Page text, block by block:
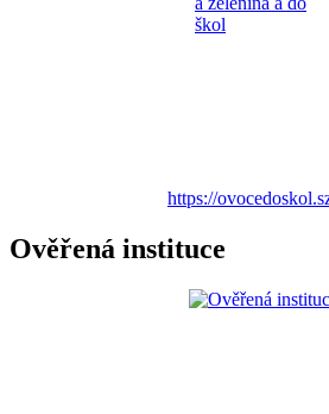
https://
Ověřená instituce